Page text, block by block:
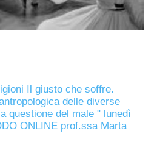
Il giusto che soffre.
delle diverse
questione del male " lunedì
ONLINE prof.ssa Marta